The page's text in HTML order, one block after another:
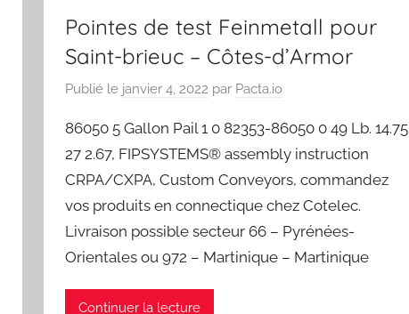
Pointes de test Feinmetall pour
Saint-brieuc – Côtes-d’Armor
Publié le janvier 4, 2022 par Pacta.io
86050 5 Gallon Pail 1 0 82353-86050 0 49 Lb. 14.75
27 2.67, FIPSYSTEMS® assembly instruction
CRPA/CXPA, Custom Conveyors, commandez
vos produits en connectique chez Cotelec.
Livraison possible secteur 66 – Pyrénées-
Orientales ou 972 – Martinique – Martinique
Continuer la lecture